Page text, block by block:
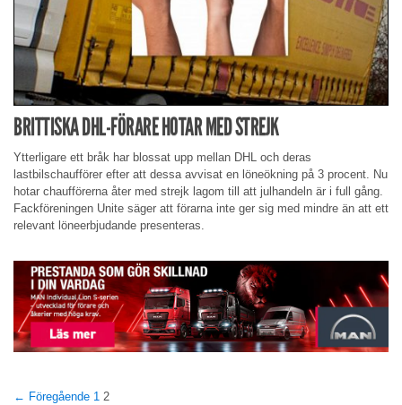
BRITTISKA DHL-FÖRARE HOTAR MED STREJK
Ytterligare ett bråk har blossat upp mellan DHL och deras
lastbilschaufförer efter att dessa avvisat en löneökning på 3 procent. Nu
hotar chaufförerna åter med strejk lagom till att julhandeln är i full gång.
Fackföreningen Unite säger att förarna inte ger sig med mindre än att ett
relevant löneerbjudande presenteras.
← Föregående 1 2